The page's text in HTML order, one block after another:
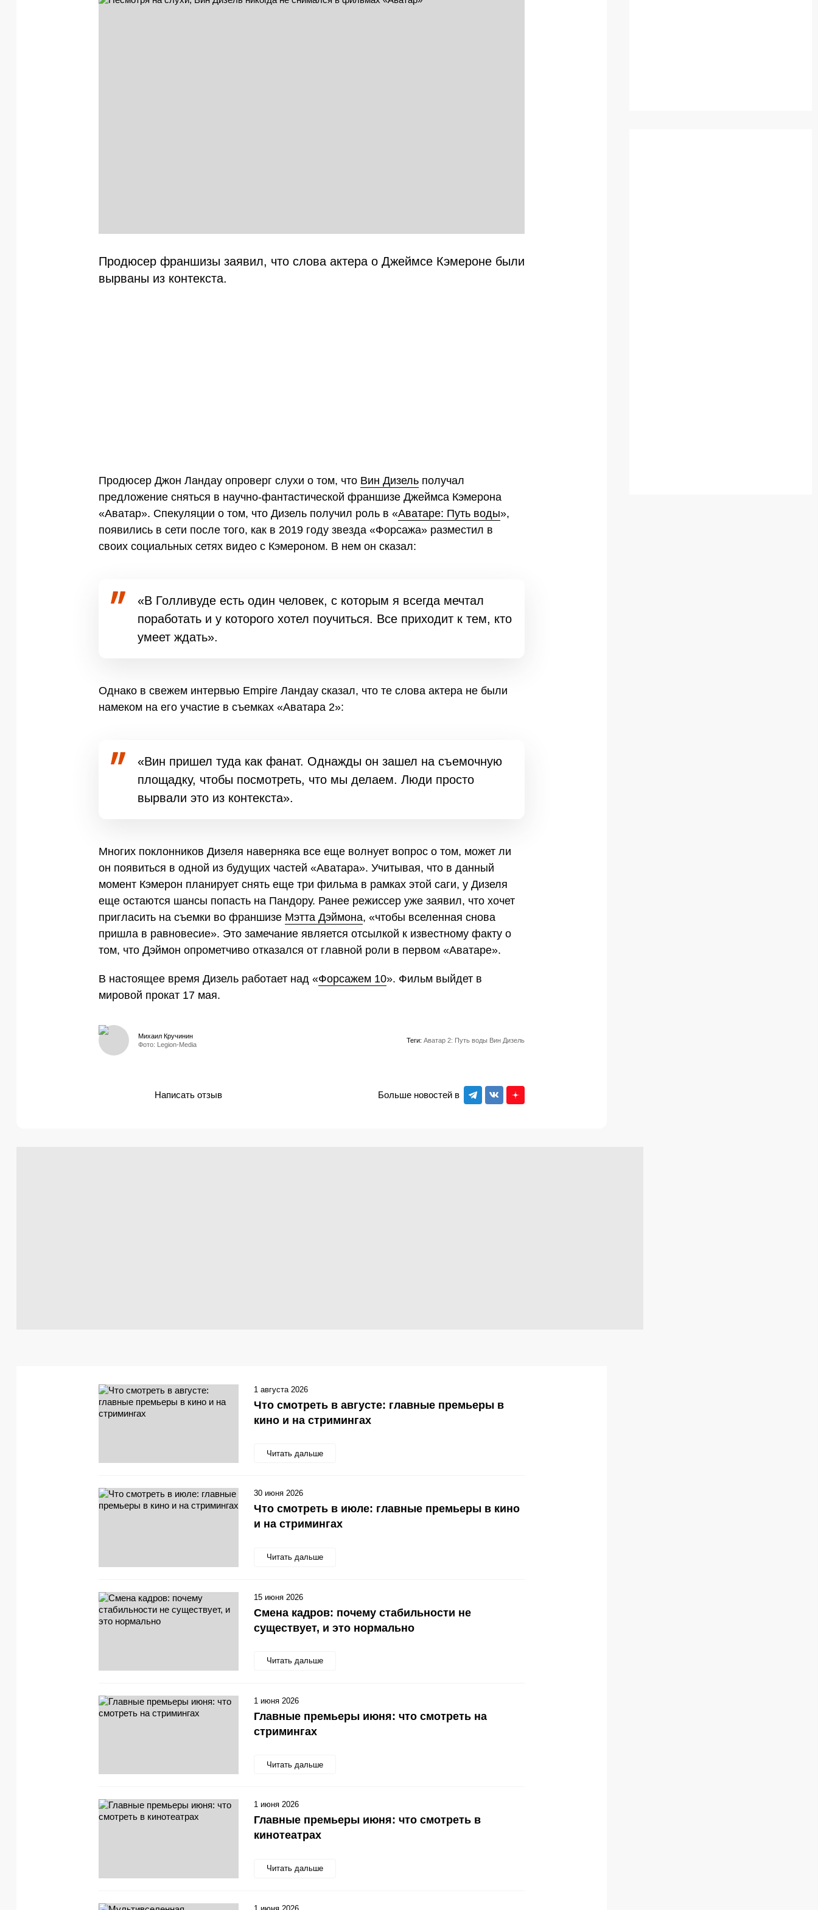
Продюсер франшизы заявил, что слова актера о Джеймсе Кэмероне были
вырваны из контекста.
Продюсер Джон Ландау опроверг слухи о том, что Вин Дизель получал
предложение сняться в научно-фантастической франшизе Джеймса Кэмерона
«Аватар». Спекуляции о том, что Дизель получил роль в «Аватаре: Путь воды»,
появились в сети после того, как в 2019 году звезда «Форсажа» разместил в
своих социальных сетях видео с Кэмероном. В нем он сказал:
«В Голливуде есть один человек, с которым я всегда мечтал
поработать и у которого хотел поучиться. Все приходит к тем, кто
умеет ждать».
Однако в свежем интервью Empire Ландау сказал, что те слова актера не были
намеком на его участие в съемках «Аватара 2»:
«Вин пришел туда как фанат. Однажды он зашел на съемочную
площадку, чтобы посмотреть, что мы делаем. Люди просто
вырвали это из контекста».
Многих поклонников Дизеля наверняка все еще волнует вопрос о том, может ли
он появиться в одной из будущих частей «Аватара». Учитывая, что в данный
момент Кэмерон планирует снять еще три фильма в рамках этой саги, у Дизеля
еще остаются шансы попасть на Пандору. Ранее режиссер уже заявил, что хочет
пригласить на съемки во франшизе Мэтта Дэймона, «чтобы вселенная снова
пришла в равновесие». Это замечание является отсылкой к известному факту о
том, что Дэймон опрометчиво отказался от главной роли в первом «Аватаре».
В настоящее время Дизель работает над «Форсажем 10». Фильм выйдет в
мировой прокат 17 мая.
Фото: Legion-Media
Михаил Кручинин
Теги: Аватар 2: Путь воды Вин Дизель
Больше новостей в
Написать отзыв
Что смотреть в августе: главные премьеры в
кино и на стримингах
Читать дальше
1 августа 2026
Что смотреть в июле: главные премьеры в кино
и на стримингах
Читать дальше
30 июня 2026
Смена кадров: почему стабильности не
существует, и это нормально
Читать дальше
15 июня 2026
Главные премьеры июня: что смотреть на
стримингах
Читать дальше
1 июня 2026
Главные премьеры июня: что смотреть в
кинотеатрах
Читать дальше
1 июня 2026